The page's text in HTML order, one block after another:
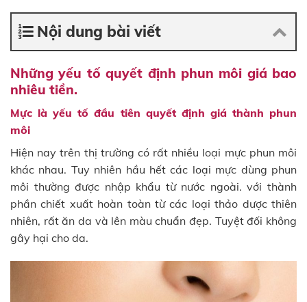
Nội dung bài viết
Những yếu tố quyết định phun môi giá bao
nhiêu tiền.
Mực là yếu tố đầu tiên quyết định giá thành phun
môi
Hiện nay trên thị trường có rất nhiều loại mực phun môi
khác nhau. Tuy nhiên hầu hết các loại mực dùng phun
môi thường được nhập khẩu từ nước ngoài. với thành
phần chiết xuất hoàn toàn từ các loại thảo dược thiên
nhiên, rất ăn da và lên màu chuẩn đẹp. Tuyệt đối không
gây hại cho da.